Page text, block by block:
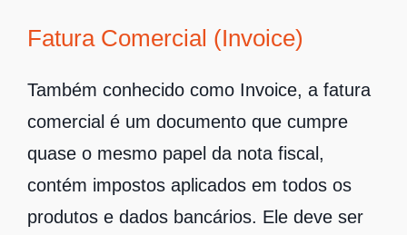
Fatura Comercial (Invoice)
Também conhecido como Invoice, a fatura
comercial é um documento que cumpre
quase o mesmo papel da nota fiscal,
contém impostos aplicados em todos os
produtos e dados bancários. Ele deve ser